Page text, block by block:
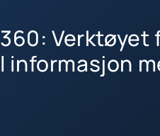
informasjon